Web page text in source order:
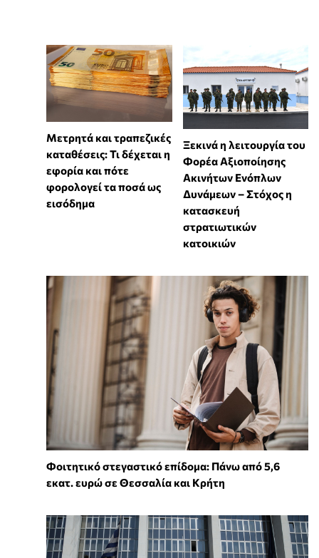
Μετρητά και τραπεζικές
καταθέσεις: Τι δέχεται η
εφορία και πότε
φορολογεί τα ποσά ως
εισόδημα
Ξεκινά η λειτουργία του
Φορέα Αξιοποίησης
Ακινήτων Ενόπλων
Δυνάμεων – Στόχος η
κατασκευή
στρατιωτικών
κατοικιών
Φοιτητικό στεγαστικό επίδομα: Πάνω από 5,6
εκατ. ευρώ σε Θεσσαλία και Κρήτη